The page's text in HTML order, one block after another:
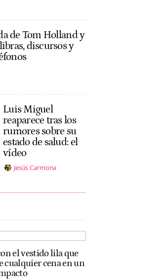
de Tom Holland y
discursos y
Luis Miguel
reaparece tras los
rumores sobre su
estado de salud: el
vídeo
Jesús Carmona
el vestido lila que
cualquier cena en un